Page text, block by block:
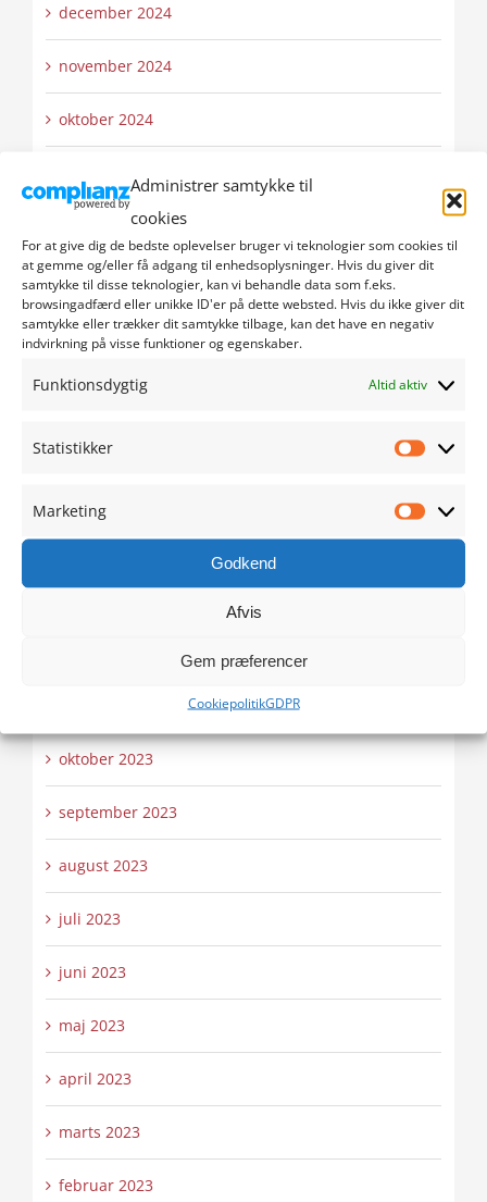
Administrer samtykke til
cookies
For at give dig de bedste oplevelser bruger vi teknologier som cookies til
at gemme og/eller få adgang til enhedsoplysninger. Hvis du giver dit
samtykke til disse teknologier, kan vi behandle data som f.eks.
browsingadfærd eller unikke ID'er på dette websted. Hvis du ikke giver dit
samtykke eller trækker dit samtykke tilbage, kan det have en negativ
indvirkning på visse funktioner og egenskaber.
Funktionsdygtig Altid aktiv
Statistikker
Marketing
Godkend
Afvis
Gem præferencer
CookiepolitikGDPR
december 2024
november 2024
oktober 2024
august 2024
juli 2024
juni 2024
maj 2024
april 2024
februar 2024
oktober 2023
september 2023
august 2023
juli 2023
juni 2023
maj 2023
april 2023
marts 2023
februar 2023